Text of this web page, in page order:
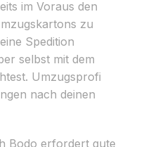
im Voraus den
zu
Spedition
selbst mit dem
Umzugsprofi
nach deinen
Bodo erfordert gute